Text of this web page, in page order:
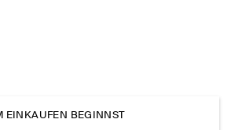
EINKAUFEN BEGINNST